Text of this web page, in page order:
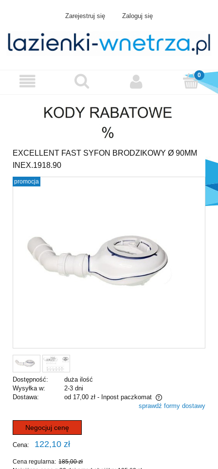
Zarejestruj się Zaloguj się
EXCELLENT FAST SYFON BRODZIKOWY Ø 90MM
INEX.1918.90
promocja
Dostępność:
duża ilość
Wysyłka w:
2-3 dni
Dostawa:
od 17,00 zł - Inpost paczkomat
Cena nie zawiera ewentualnych kosztów płatnościsprawdź formy dostawy
Negocjuj cenę
Cena: 122,10 zł
Cena regularna: 185,00 zł